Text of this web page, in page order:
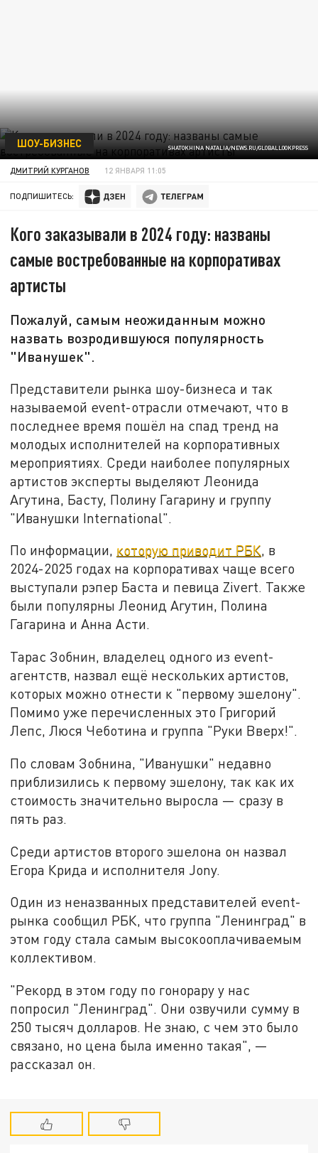
SHATOKHINA NATALIA/NEWS.RU/GLOBALLOOKPRESS
ШОУ-БИЗНЕС
ДМИТРИЙ КУРГАНОВ 12 ЯНВАРЯ 11:05
ПОДПИШИТЕСЬ:
Кого заказывали в 2024 году: названы
самые востребованные на корпоративах
артисты
Пожалуй, самым неожиданным можно
назвать возродившуюся популярность
"Иванушек".
Представители рынка шоу-бизнеса и так
называемой event-отрасли отмечают, что в
последнее время пошёл на спад тренд на
молодых исполнителей на корпоративных
мероприятиях. Среди наиболее популярных
артистов эксперты выделяют Леонида
Агутина, Басту, Полину Гагарину и группу
"Иванушки International".
По информации, которую приводит РБК, в
2024-2025 годах на корпоративах чаще всего
выступали рэпер Баста и певица Zivert. Также
были популярны Леонид Агутин, Полина
Гагарина и Анна Асти.
Тарас Зобнин, владелец одного из event-
агентств, назвал ещё нескольких артистов,
которых можно отнести к "первому эшелону".
Помимо уже перечисленных это Григорий
Лепс, Люся Чеботина и группа "Руки Вверх!".
По словам Зобнина, "Иванушки" недавно
приблизились к первому эшелону, так как их
стоимость значительно выросла — сразу в
пять раз.
Среди артистов второго эшелона он назвал
Егора Крида и исполнителя Jony.
Один из неназванных представителей event-
рынка сообщил РБК, что группа "Ленинград" в
этом году стала самым высокооплачиваемым
коллективом.
"Рекорд в этом году по гонорару у нас
попросил "Ленинград". Они озвучили сумму в
250 тысяч долларов. Не знаю, с чем это было
связано, но цена была именно такая", —
рассказал он.